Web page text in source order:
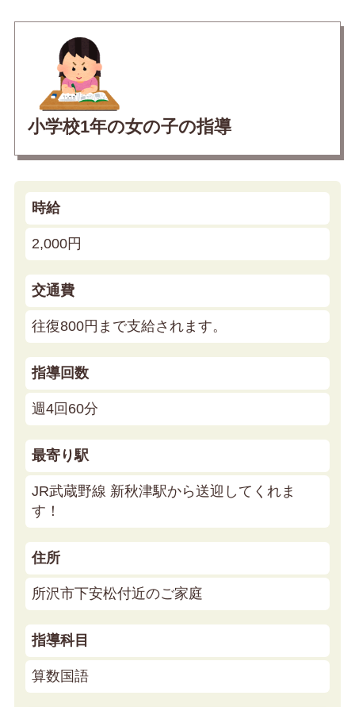
小学校1年の女の子の指導
時給
2,000円
交通費
往復800円まで支給されます。
指導回数
週4回60分
最寄り駅
JR武蔵野線 新秋津駅から送迎してくれま
す！
住所
所沢市下安松付近のご家庭
指導科目
算数国語